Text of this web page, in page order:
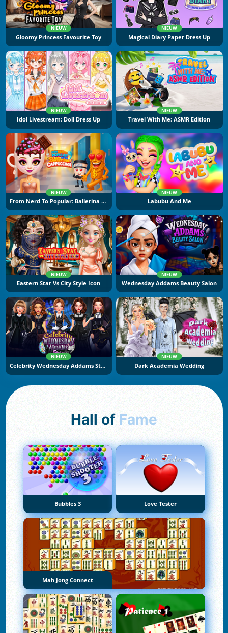
NIEUW
Gloomy Princess Favourite Toy
NIEUW
Magical Diary Paper Dress Up
NIEUW
Idol Livestream: Doll Dress Up
NIEUW
Travel With Me: ASMR Edition
NIEUW
From Nerd To Popular: Ballerina Cuppuccina
NIEUW
Labubu And Me
NIEUW
Eastern Star Vs City Style Icon
NIEUW
Wednesday Addams Beauty Salon
NIEUW
Celebrity Wednesday Addams Style
NIEUW
Dark Academia Wedding
Hall of Fame
Bubbles 3 Love Tester
Mah Jong Connect